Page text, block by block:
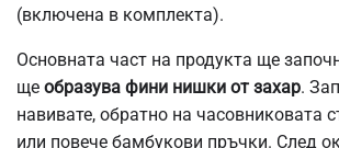
(включена в комплекта).
Основната част на продукта ще
ще образува фини нишки от захар.
навивате, обратно на часовниковата
или повече бамбукови пръчки. След